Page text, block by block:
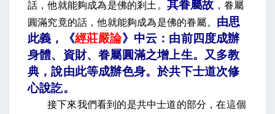
話，他就能夠成為是佛的剎土。 其眷屬故 ， 眷屬
圓滿究竟的話，他就能夠成為是佛的眷屬。 由思
此義，《經莊嚴論》中云：由前四度成辦
身體、資財、眷屬圓滿之增上生。又多教
典，說由此等成辦色身。於共下士道次修
心說訖。
接下來我們看到的是共中士道的部分，在這個